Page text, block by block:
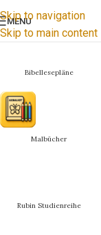
Skip to navigation
Skip to main content
MENU
Bibellesepläne
Malbücher
Rubin Studienreihe